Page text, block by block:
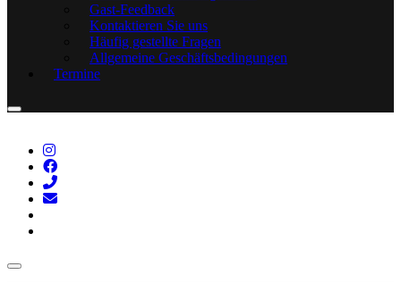
Gast-Feedback
Kontaktieren Sie uns
Häufig gestellte Fragen
Allgemeine Geschäftsbedingungen
Termine